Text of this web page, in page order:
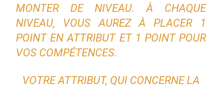
MONTER DE NIVEAU. À CHAQUE
NIVEAU, VOUS AUREZ À PLACER 1
POINT EN ATTRIBUT ET 1 POINT POUR
VOS COMPÉTENCES.
VOTRE ATTRIBUT, QUI CONCERNE LA